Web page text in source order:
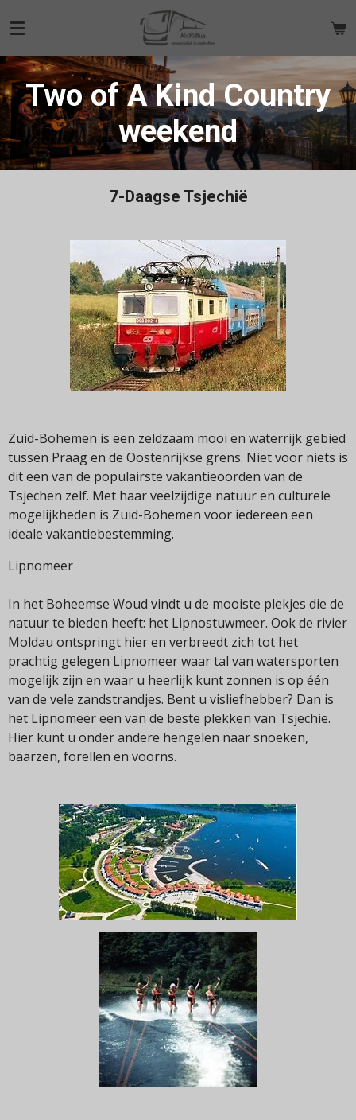
direct
naar
hoofdinhoud
Two of A Kind Country
weekend
7-Daagse Tsjechië
Zuid-Bohemen is een zeldzaam mooi en waterrijk gebied
tussen Praag en de Oostenrijkse grens. Niet voor niets is
dit een van de populairste vakantieoorden van de
Tsjechen zelf. Met haar veelzijdige natuur en culturele
mogelijkheden is Zuid-Bohemen voor iedereen een
ideale vakantiebestemming.
Lipnomeer
In het Boheemse Woud vindt u de mooiste plekjes die de
natuur te bieden heeft: het Lipnostuwmeer. Ook de rivier
Moldau ontspringt hier en verbreedt zich tot het
prachtig gelegen Lipnomeer waar tal van watersporten
mogelijk zijn en waar u heerlijk kunt zonnen is op één
van de vele zandstrandjes. Bent u visliefhebber? Dan is
het Lipnomeer een van de beste plekken van Tsjechie.
Hier kunt u onder andere hengelen naar snoeken,
baarzen, forellen en voorns.